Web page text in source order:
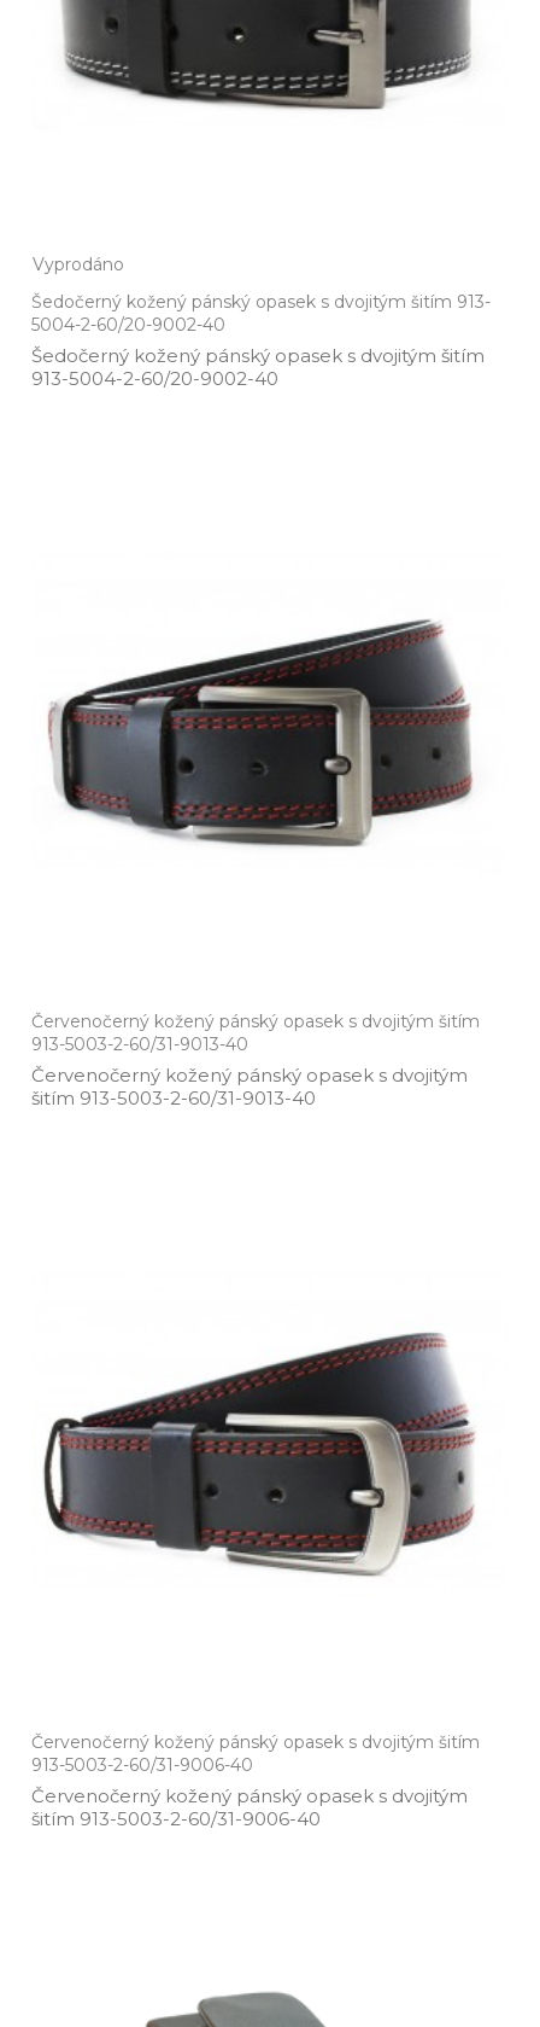
Vyprodáno
Šedočerný kožený pánský opasek s dvojitým šitím 913-
5004-2-60/20-9002-40
Šedočerný kožený pánský opasek s dvojitým šitím
913­-5004­-2­-60/20­-9002­-40
Červenočerný kožený pánský opasek s dvojitým šitím
913-5003-2-60/31-9013-40
Červenočerný kožený pánský opasek s dvojitým
šitím 913­-5003­-2­-60/31­-9013­-40
Červenočerný kožený pánský opasek s dvojitým šitím
913-5003-2-60/31-9006-40
Červenočerný kožený pánský opasek s dvojitým
šitím 913­-5003­-2­-60/31­-9006­-40